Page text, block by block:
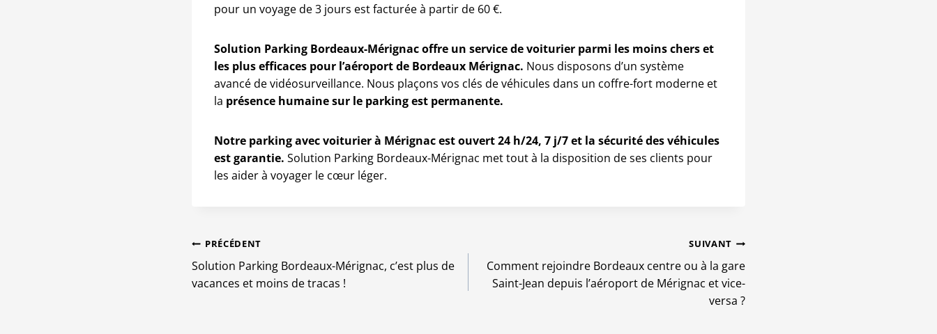
pour un voyage de 3 jours est facturée à partir de 60 €.
Solution Parking Bordeaux-Mérignac offre un service de voiturier parmi les moins chers et
les plus efficaces pour l’aéroport de Bordeaux Mérignac. Nous disposons d’un système
avancé de vidéosurveillance. Nous plaçons vos clés de véhicules dans un coffre-fort moderne et
la présence humaine sur le parking est permanente.
Notre parking avec voiturier à Mérignac est ouvert 24 h/24, 7 j/7 et la sécurité des véhicules
est garantie. Solution Parking Bordeaux-Mérignac met tout à la disposition de ses clients pour
les aider à voyager le cœur léger.
Navigation
de
l’article
PRÉCÉDENT
Solution Parking Bordeaux-Mérignac, c’est plus de
vacances et moins de tracas !
SUIVANT
Comment rejoindre Bordeaux centre ou à la gare
Saint-Jean depuis l’aéroport de Mérignac et vice-
versa ?